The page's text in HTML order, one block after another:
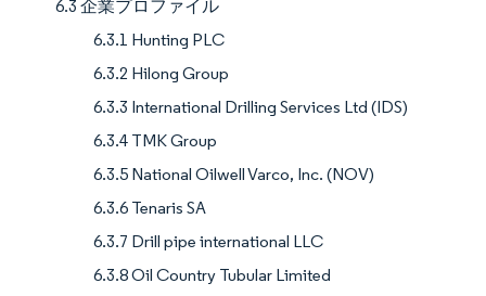
6.3 企業プロファイル
6.3.1 Hunting PLC
6.3.2 Hilong Group
6.3.3 International Drilling Services Ltd (IDS)
6.3.4 TMK Group
6.3.5 National Oilwell Varco, Inc. (NOV)
6.3.6 Tenaris SA
6.3.7 Drill pipe international LLC
6.3.8 Oil Country Tubular Limited